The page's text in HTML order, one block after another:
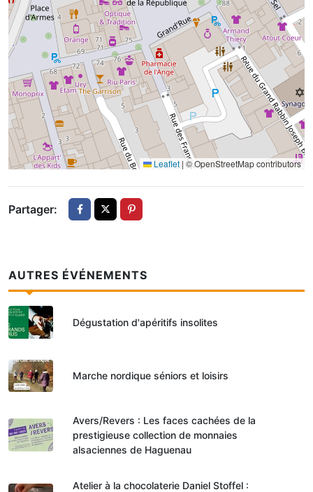
Leaflet | © OpenStreetMap contributors
Partager:
AUTRES ÉVÉNEMENTS
Dégustation d'apéritifs insolites
Marche nordique séniors et loisirs
Avers/Revers : Les faces cachées de la
prestigieuse collection de monnaies
alsaciennes de Haguenau
Atelier à la chocolaterie Daniel Stoffel :